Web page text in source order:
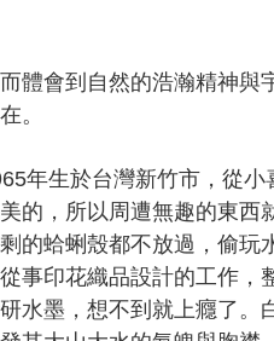
體會到自然的浩瀚精神與
。
年生於台灣新竹市，從
的，所以周遭無趣的東西
的蛤蜊殼都不放過，偷玩
事印花織品設計的工作，
水墨，想不到就上癮了。